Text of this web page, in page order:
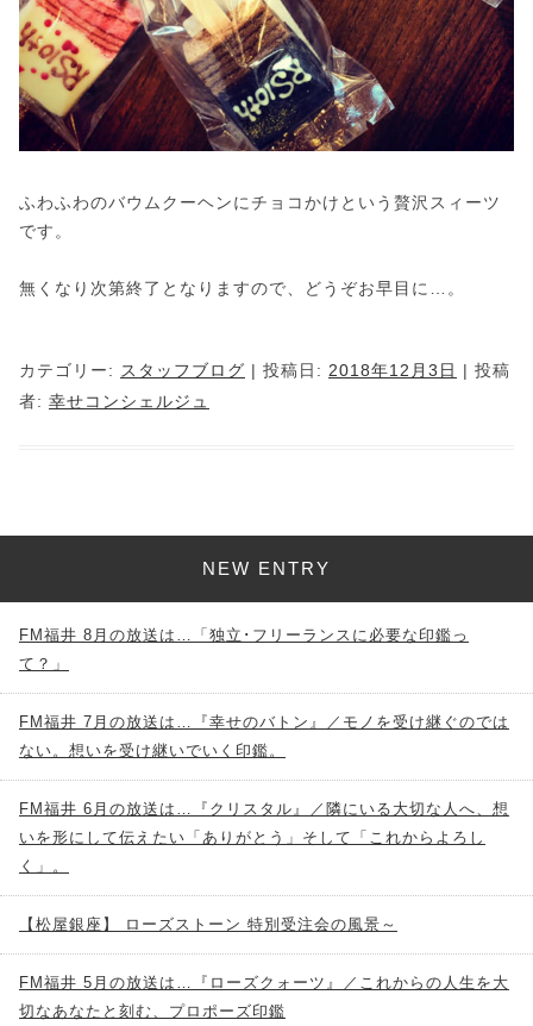
ふわふわのバウムクーヘンにチョコかけという贅沢スィーツ
です。
無くなり次第終了となりますので、どうぞお早目に…。
カテゴリー: スタッフブログ | 投稿日: 2018年12月3日 | 投稿
者: 幸せコンシェルジュ
NEW ENTRY
FM福井 8月の放送は…「独立･フリーランスに必要な印鑑っ
て？」
FM福井 7月の放送は…『幸せのバトン』／モノを受け継ぐのでは
ない。想いを受け継いでいく印鑑。
FM福井 6月の放送は…『クリスタル』／隣にいる大切な人へ、想
いを形にして伝えたい「ありがとう」そして「これからよろし
く」。
【松屋銀座】 ローズストーン 特別受注会の風景～
FM福井 5月の放送は…『ローズクォーツ』／これからの人生を大
切なあなたと刻む、プロポーズ印鑑